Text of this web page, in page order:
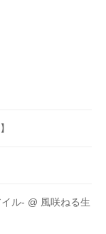
ル- @ 風咲ねる生